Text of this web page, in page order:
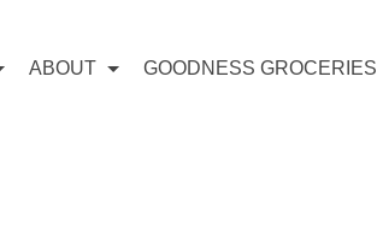
ABOUT GOODNESS GROCERIES